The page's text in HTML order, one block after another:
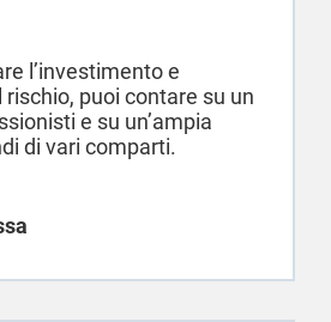
l’investimento e
puoi contare su un
e su un’ampia
di vari comparti.